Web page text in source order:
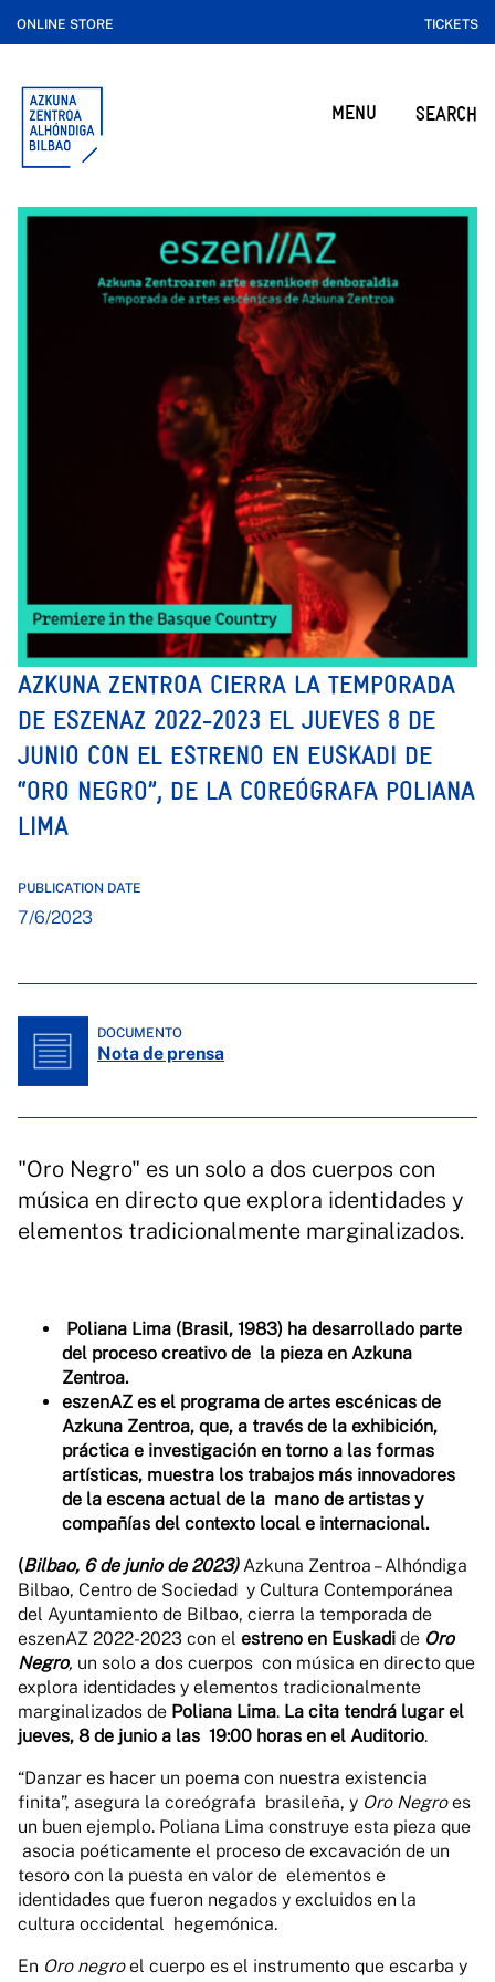
ONLINE STORE TICKETS
MENU SEARCH
AZKUNA ZENTROA CIERRA LA TEMPORADA
DE ESZENAZ 2022-2023 EL JUEVES 8 DE
JUNIO CON EL ESTRENO EN EUSKADI DE
“ORO NEGRO”, DE LA COREÓGRAFA POLIANA
LIMA
PUBLICATION DATE
7/6/2023
DOCUMENTO
Nota de prensa
"Oro Negro" es un solo a dos cuerpos con
música en directo que explora identidades y
elementos tradicionalmente marginalizados.
Poliana Lima (Brasil, 1983) ha desarrollado parte
del proceso creativo de la pieza en Azkuna
Zentroa.
eszenAZ es el programa de artes escénicas de
Azkuna Zentroa, que, a través de la exhibición,
práctica e investigación en torno a las formas
artísticas, muestra los trabajos más innovadores
de la escena actual de la mano de artistas y
compañías del contexto local e internacional.
(Bilbao, 6 de junio de 2023)Azkuna Zentroa – Alhóndiga
Bilbao, Centro de Sociedad y Cultura Contemporánea
del Ayuntamiento de Bilbao, cierra la temporada de
eszenAZ 2022-2023 con el estreno en Euskadi de Oro
Negro, un solo a dos cuerpos con música en directo que
explora identidades y elementos tradicionalmente
marginalizados de Poliana Lima. La cita tendrá lugar el
jueves, 8 de junio a las 19:00 horas en el Auditorio.
“Danzar es hacer un poema con nuestra existencia
finita”, asegura la coreógrafa brasileña, y Oro Negroes
un buen ejemplo. Poliana Lima construye esta pieza que
asocia poéticamente el proceso de excavación de un
tesoro con la puesta en valor de elementos e
identidades que fueron negados y excluidos en la
cultura occidental hegemónica.
En Oro negroel cuerpo es el instrumento que escarba y